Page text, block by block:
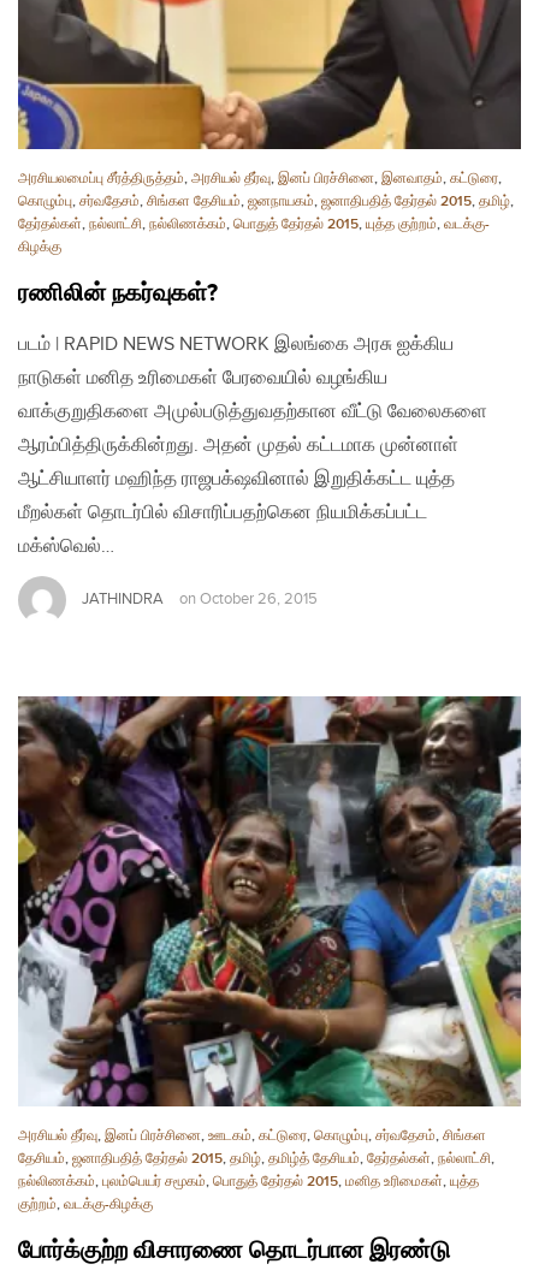
அரசியலமைப்பு சீர்த்திருத்தம், அரசியல் தீர்வு, இனப் பிரச்சினை, இனவாதம், கட்டுரை,
கொழும்பு, சர்வதேசம், சிங்கள தேசியம், ஜனநாயகம், ஜனாதிபதித் தேர்தல் 2015, தமிழ்,
தேர்தல்கள், நல்லாட்சி, நல்லிணக்கம், பொதுத் தேர்தல் 2015, யுத்த குற்றம், வடக்கு-
கிழக்கு
ரணிலின் நகர்வுகள்?
படம் | RAPID NEWS NETWORK இலங்கை அரசு ஐக்கிய
நாடுகள் மனித உரிமைகள் பேரவையில் வழங்கிய
வாக்குறுதிகளை அமுல்படுத்துவதற்கான வீட்டு வேலைகளை
ஆரம்பித்திருக்கின்றது. அதன் முதல் கட்டமாக முன்னாள்
ஆட்சியாளர் மஹிந்த ராஜபக்‌ஷவினால் இறுதிக்கட்ட யுத்த
மீறல்கள் தொடர்பில் விசாரிப்பதற்கென நியமிக்கப்பட்ட
மக்ஸ்வெல்…
JATHINDRA on October 26, 2015
அரசியல் தீர்வு, இனப் பிரச்சினை, ஊடகம், கட்டுரை, கொழும்பு, சர்வதேசம், சிங்கள
தேசியம், ஜனாதிபதித் தேர்தல் 2015, தமிழ், தமிழ்த் தேசியம், தேர்தல்கள், நல்லாட்சி,
நல்லிணக்கம், புலம்பெயர் சமூகம், பொதுத் தேர்தல் 2015, மனித உரிமைகள், யுத்த
குற்றம், வடக்கு-கிழக்கு
போர்க்குற்ற விசாரணை தொடர்பான இரண்டு